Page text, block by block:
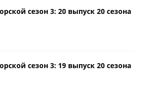
сезон 3: 20 выпуск 20 сезона
сезон 3: 19 выпуск 20 сезона